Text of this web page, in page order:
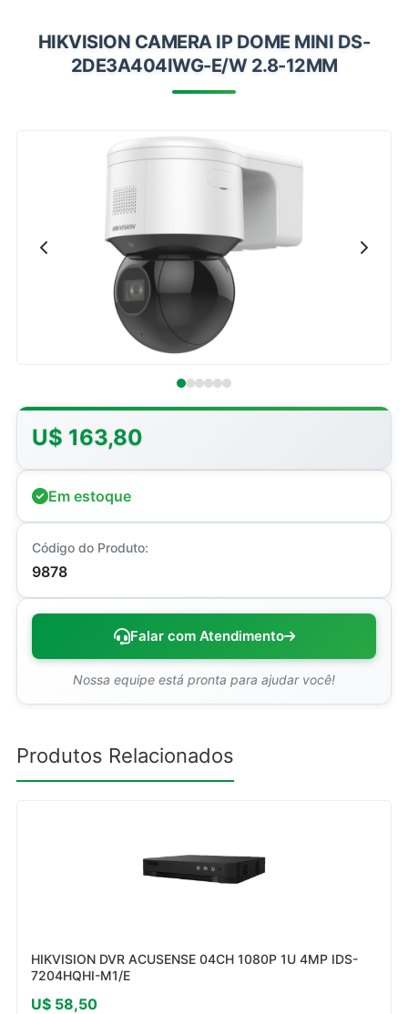
Onu Epon
Onu-Gpon-Gpon
Huawei
Vga
Voip
Ferramentas-Tools
HIKVISION CAMERA IP DOME MINI DS-
2DE3A404IWG-E/W 2.8-12MM
U$ 163,80
Em estoque
Código do Produto:
9878
Falar com Atendimento
Nossa equipe está pronta para ajudar você!
Produtos Relacionados
HIKVISION DVR ACUSENSE 04CH 1080P 1U 4MP IDS-
7204HQHI-M1/E
U$ 58,50